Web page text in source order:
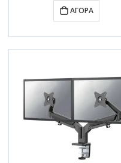
ΑΓΟΡΆ